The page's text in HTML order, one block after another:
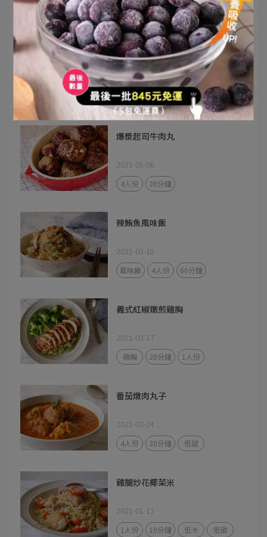
20分鐘 4人份
雞絲蘆筍蕎麥涼麵
2021-05-13
20分鐘 1人份
爆漿起司牛肉丸
2021-05-06
4人份 30分鐘
辣鮪魚風味飯
2021-03-18
風味飯 4人份 60分鐘
義式紅椒嫩煎雞胸
2021-03-17
雞胸 20分鐘 1人份
番茄燉肉丸子
2021-02-24
4人份 30分鐘 低碳
雞腿炒花椰菜米
2021-01-13
1人份 10分鐘 低卡 低碳